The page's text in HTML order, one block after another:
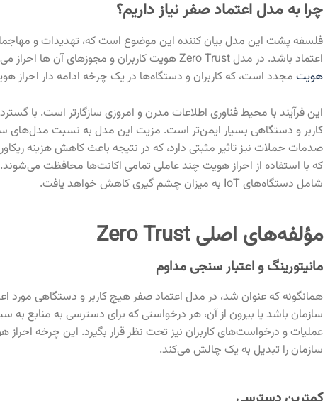
چرا به مدل اعتماد صفر نیاز داریم؟
فلسفه پشت این مدل بیان کننده این موضوع است که، تهدیدات و
اعتماد باشد. در مدل Zero Trust هویت کاربران و مجوزهای آن ها احراز می‌شود البته که دستگاه‌ها از این قائده مستثنی نیستند. هر ورود مجدد و هر قطع ارتباط موقتی نیازمند
هویت مجدد است، که کاربران و دستگاه‌ها در یک چرخه ادامه دار احراز
این فرآیند با محیط فناوری اطلاعات مدرن و امروزی سازگارتر است. با
صدمات حملات نیز تاثیر مثبتی دارد، که در نتیجه باعث کاهش هزینه
که با استفاده از احراز هویت چند عاملی تمامی اکانت‌ها محافظت
شامل دستگاه‌های IoT به میزان چشم گیری کاهش خواهد یافت.
مؤلفه‌های اصلی Zero Trust
مانیتورینگ و اعتبار سنجی مداوم
همانگونه که عنوان شد، در مدل اعتماد صفر هیچ کاربر و دستگاهی
سازمان باشد یا بیرون از آن، هر درخواستی که برای دسترسی به منابع
عملیات و درخواست‌های کاربران نیز تحت نظر قرار بگیرد. این چرخه احراز
سازمان را تبدیل به یک چالش می‌کند.